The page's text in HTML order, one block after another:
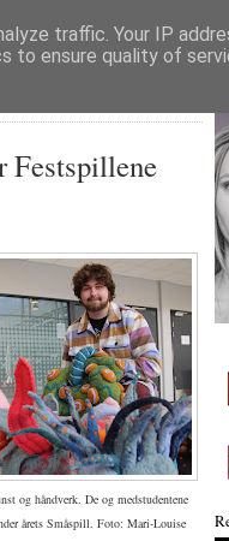
Festspillene
og håndverk. De og medstudentene
årets Småspill. Foto: Mari-Louise
traffic. Your IP
to ensure quality of